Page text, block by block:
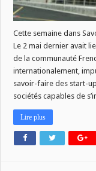
Cette semaine dans
Le 2 mai dernier avait
de la communauté
internationalement,
savoir-faire des start-
sociétés capables de
Lire plus